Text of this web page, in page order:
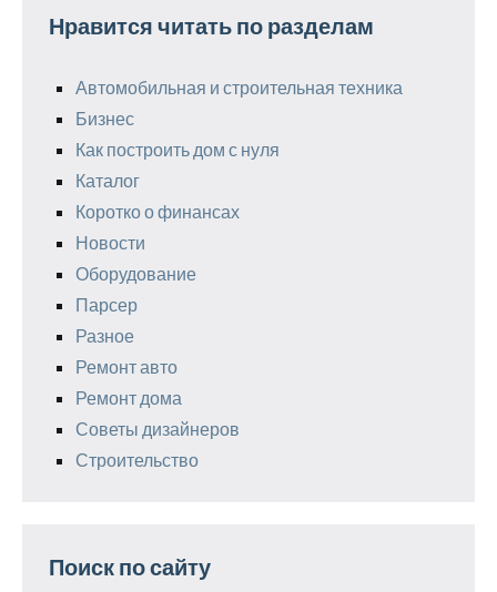
Нравится читать по разделам
Автомобильная и строительная техника
Бизнес
Как построить дом с нуля
Каталог
Коротко о финансах
Новости
Оборудование
Парсер
Разное
Ремонт авто
Ремонт дома
Советы дизайнеров
Строительство
Поиск по сайту